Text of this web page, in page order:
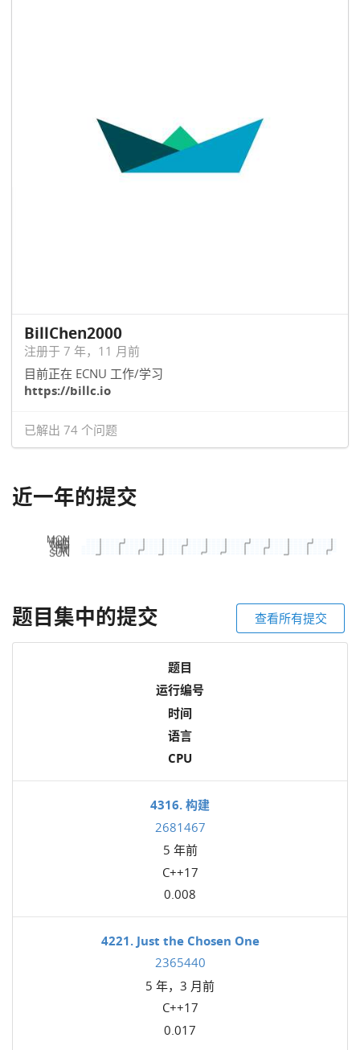
BillChen2000
注册于 7 年，11 月前
目前正在 ECNU 工作/学习
https://billc.io
已解出 74 个问题
近一年的提交
题目集中的提交 查看所有提交
题目
运行编号
时间
语言
CPU
4316. 构建
2681467
5 年前
C++17
0.008
4221. Just the Chosen One
2365440
5 年，3 月前
C++17
0.017